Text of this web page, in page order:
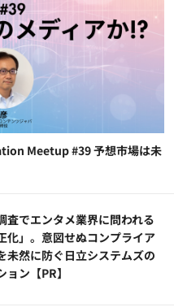
Meetup #39 予想市場は未
査でエンタメ業界に問われる
化」。意図せぬコンプライア
未然に防ぐ日立システムズの
ョン​【PR】